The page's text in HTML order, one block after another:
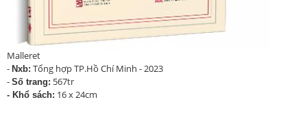
Malleret
- Nxb: Tổng hợp TP.Hồ Chí Minh - 2023
- Số trang: 567tr
- Khổ sách: 16 x 24cm